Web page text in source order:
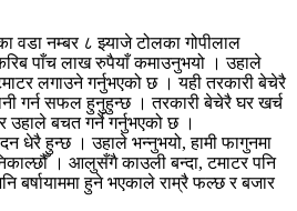
वडा नम्बर ८ झ्याजे टोलका गोपीलाल
पाँच लाख रुपैयाँ कमाउनुभयो । उहाले
लगाउने गर्नुभएको छ । यही तरकारी बेचेरै
गर्न सफल हुनुहुन्छ । तरकारी बेचेरै घर खर्च
उहाले बचत गर्ने गर्नुभएको छ ।
धेरै हुन्छ । उहाले भन्नुभयो, हामी फागुनमा
। आलुसँगै काउली बन्दा, टमाटर पनि
बर्षायाममा हुने भएकाले राम्रै फल्छ र बजार